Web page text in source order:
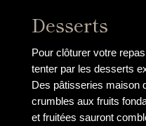
Desserts
Pour clôturer votre
tenter par les desserts
Des pâtisseries maison
crumbles aux fruits
et fruitées sauront